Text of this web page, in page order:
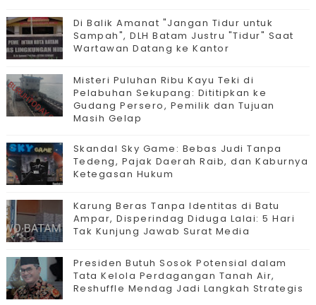
Di Balik Amanat "Jangan Tidur untuk
Sampah", DLH Batam Justru "Tidur" Saat
Wartawan Datang ke Kantor
Misteri Puluhan Ribu Kayu Teki di
Pelabuhan Sekupang: Dititipkan ke
Gudang Persero, Pemilik dan Tujuan
Masih Gelap
Skandal Sky Game: Bebas Judi Tanpa
Tedeng, Pajak Daerah Raib, dan Kaburnya
Ketegasan Hukum
Karung Beras Tanpa Identitas di Batu
Ampar, Disperindag Diduga Lalai: 5 Hari
Tak Kunjung Jawab Surat Media
Presiden Butuh Sosok Potensial dalam
Tata Kelola Perdagangan Tanah Air,
Reshuffle Mendag Jadi Langkah Strategis